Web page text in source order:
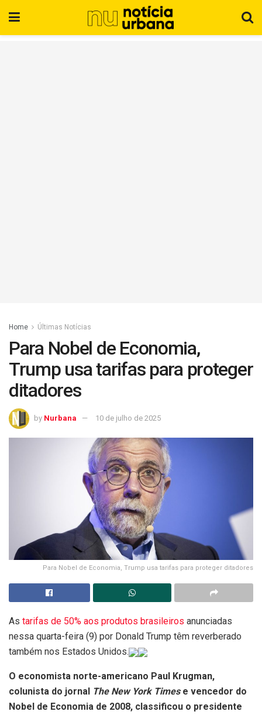
Home Últimas Notícias
Para Nobel de Economia,
Trump usa tarifas para proteger
ditadores
by Nurbana 10 de julho de 2025
Para Nobel de Economia, Trump usa tarifas para proteger ditadores
As tarifas de 50% aos produtos brasileiros anunciadas
nessa quarta-feira (9) por Donald Trump têm reverberado
também nos Estados Unidos.
O economista norte-americano Paul Krugman,
colunista do jornal The New York Timese vencedor do
Nobel de Economia de 2008, classificou o presidente